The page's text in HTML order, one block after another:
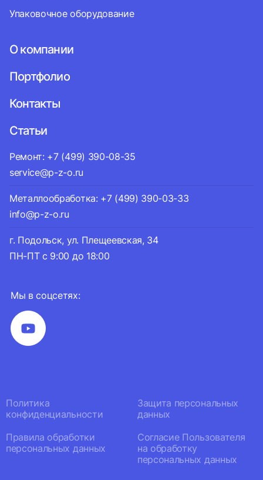
Мы в соцсетях:
Упаковочное оборудование
О компании
Портфолио
Контакты
Статьи
Ремонт: +7 (499) 390-08-35
service@p-z-o.ru
Металлообработка: +7 (499) 390-03-33
info@p-z-o.ru
г. Подольск, ул. Плещеевская, 34
ПН-ПТ с 9:00 до 18:00
Политика
конфиденциальности
Защита персональных
данных
Правила обработки
персональных данных
Согласие Пользователя
на обработку
персональных данных